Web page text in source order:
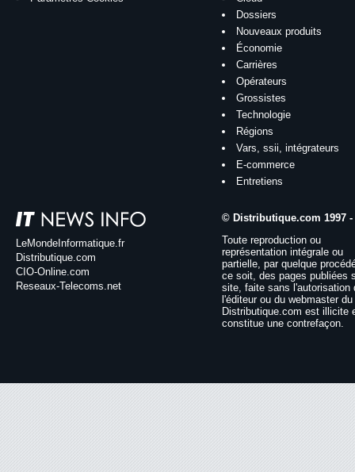
Dossiers
Nouveaux produits
Économie
Carrières
Opérateurs
Grossistes
Technologie
Régions
Vars, ssii, intégrateurs
E-commerce
Entretiens
LeMondeInformatique.fr
Distributique.com
CIO-Online.com
Reseaux-Telecoms.net
© Distributique.com 1997 -
Toute reproduction ou
représentation intégrale ou
partielle, par quelque
ce soit, des pages publiées
site, faite sans l'autorisation
l'éditeur ou du webmaster
Distributique.com est illicite
constitue une contrefaçon.